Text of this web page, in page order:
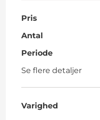
Pris
Antal
Periode
Se flere detaljer
Varighed